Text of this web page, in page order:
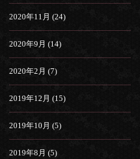
2020年11月 (24)
2020年9月 (14)
2020年2月 (7)
2019年12月 (15)
2019年10月 (5)
2019年8月 (5)